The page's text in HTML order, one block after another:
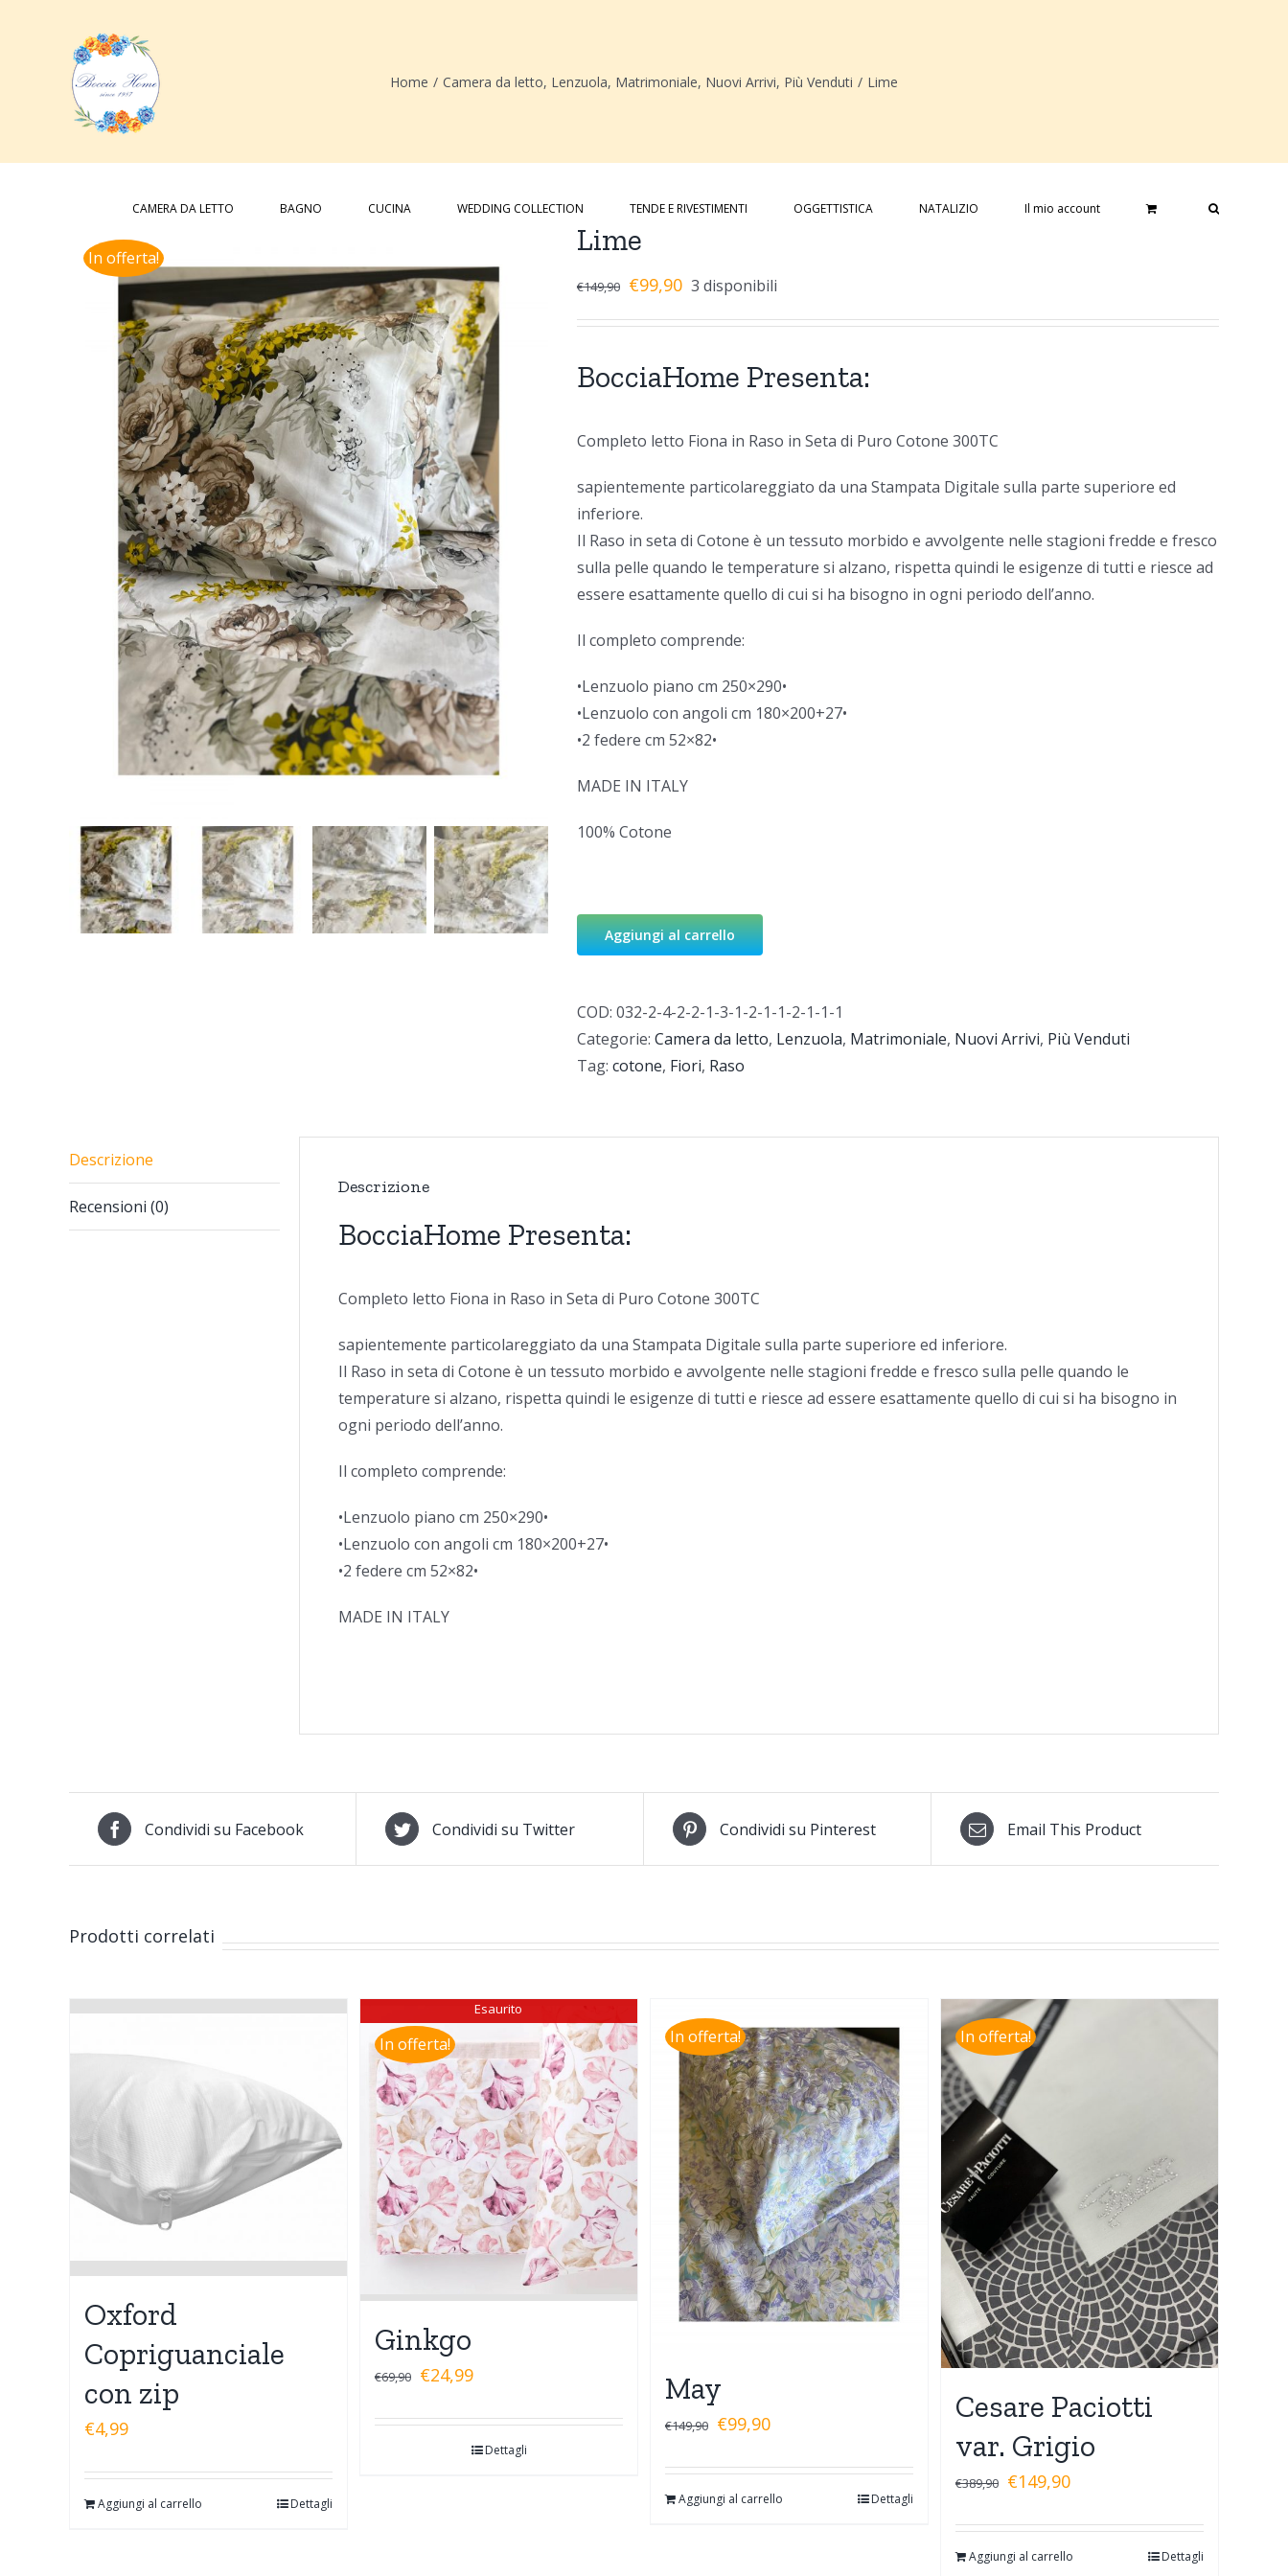
contenuto
CAMERA DA LETTO BAGNO CUCINA WEDDING COLLECTION TENDE E RIVESTIMENTI OGGETTISTICA NATALIZIO Il mio account
Home / Camera da letto, Lenzuola, Matrimoniale, Nuovi Arrivi, Più Venduti / Lime
In offerta! Lime
€149,90 €99,90 3 disponibili
BocciaHome Presenta:
Completo letto Fiona in Raso in Seta di Puro Cotone 300TC
sapientemente particolareggiato da una Stampata Digitale sulla parte superiore ed
inferiore.
Il Raso in seta di Cotone è un tessuto morbido e avvolgente nelle stagioni fredde e fresco
sulla pelle quando le temperature si alzano, rispetta quindi le esigenze di tutti e riesce ad
essere esattamente quello di cui si ha bisogno in ogni periodo dell’anno.
Il completo comprende:
•Lenzuolo piano cm 250×290•
•Lenzuolo con angoli cm 180×200+27•
•2 federe cm 52×82•
MADE IN ITALY
100% Cotone
Aggiungi al carrello
COD: 032-2-4-2-2-1-3-1-2-1-1-2-1-1-1
Categorie: Camera da letto, Lenzuola, Matrimoniale, Nuovi Arrivi, Più Venduti
Tag: cotone, Fiori, Raso
Descrizione
Recensioni (0)
Descrizione
BocciaHome Presenta:
Completo letto Fiona in Raso in Seta di Puro Cotone 300TC
sapientemente particolareggiato da una Stampata Digitale sulla parte superiore ed inferiore.
Il Raso in seta di Cotone è un tessuto morbido e avvolgente nelle stagioni fredde e fresco sulla pelle quando le
temperature si alzano, rispetta quindi le esigenze di tutti e riesce ad essere esattamente quello di cui si ha bisogno in
ogni periodo dell’anno.
Il completo comprende:
•Lenzuolo piano cm 250×290•
•Lenzuolo con angoli cm 180×200+27•
•2 federe cm 52×82•
MADE IN ITALY
Condividi su Facebook Condividi su Twitter Condividi su Pinterest Email This Product
Prodotti correlati
Oxford
Copriguanciale
con zip
€4,99
Aggiungi al carrello Dettagli
In offerta!
Esaurito
Ginkgo
€69,90 €24,99
Dettagli
In offerta!
May
€149,90 €99,90
Aggiungi al carrello Dettagli
In offerta!
Cesare Paciotti
var. Grigio
€389,90 €149,90
Aggiungi al carrello Dettagli